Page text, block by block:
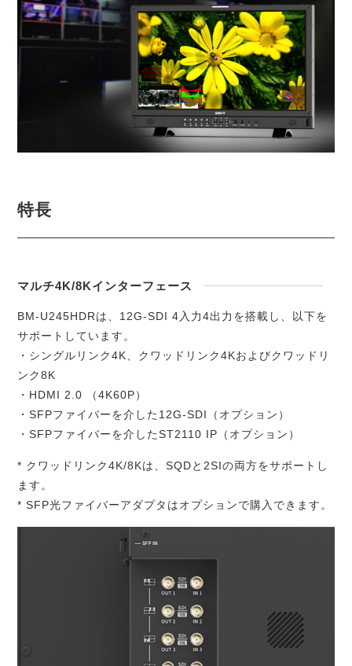
特長
マルチ4K/8Kインターフェース
BM-U245HDRは、 12G-SDI 4入力4出力を搭載し、以下を
サポートしています。
・シングルリンク4K、クワッドリンク4Kおよびクワッドリ
ンク8K
・HDMI 2.0 （4K60P）
・SFPファイバーを介した12G-SDI（オプション）
・SFPファイバーを介したST2110 IP（オプション）
* クワッドリンク4K/8Kは、SQDと2SIの両方をサポートし
ます。
* SFP光ファイバーアダプタはオプションで購入できます。